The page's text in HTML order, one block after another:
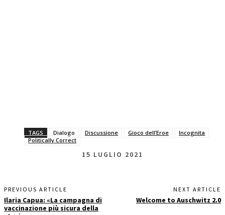
TAGS Dialogo Discussione Gioco dell’Eroe
Incognita
Politically Correct
15 LUGLIO 2021
PREVIOUS ARTICLE
Ilaria Capua: «La campagna di
vaccinazione più sicura della
NEXT ARTICLE
Welcome to Auschwitz 2.0